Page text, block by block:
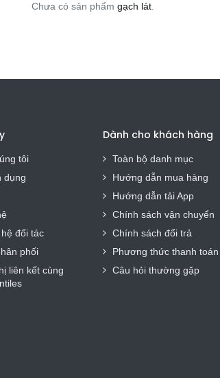
Chưa có sản phẩm gạch lát.
tôi
dụng
đối tác
phối
liên kết cùng
Dành cho khách hàng
Toàn bộ danh mục
Hướng dẫn mua hàng
Hướng dẫn tải App
Chính sách vận chuyển
Chính sách đổi trả
Phương thức thanh toán
Câu hỏi thường gặp